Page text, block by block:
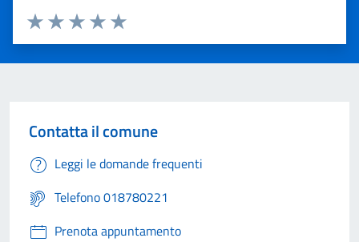
Valuta 5 stelle su 5
Valuta 4 stelle su 5
Valuta 3 stelle su 5
Valuta 2 stelle su 5
Valuta 1 stelle su 5
Contatta il comune
Leggi le domande frequenti
Telefono 018780221
Prenota appuntamento